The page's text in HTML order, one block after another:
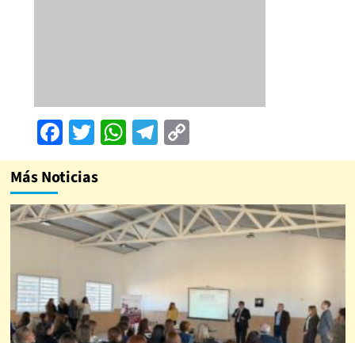
Facebook
Twitter
WhatsApp
Telegram
Copy
Link
Más Noticias